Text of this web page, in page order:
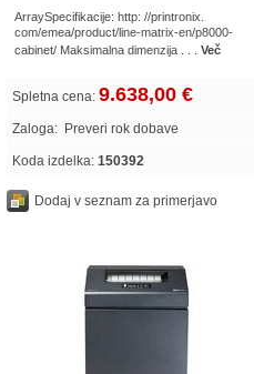
ArraySpecifikacije: http: //printronix.
com/emea/product/line-matrix-en/p8000-
cabinet/ Maksimalna dimenzija . . . Več
Spletna cena: 9.638,00 €
Zaloga: Preveri rok dobave
Koda izdelka: 150392
Dodaj v seznam za primerjavo